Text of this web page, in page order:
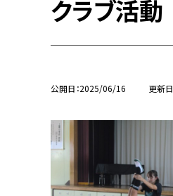
クラブ活動
公開日 2025/06/16 更新日